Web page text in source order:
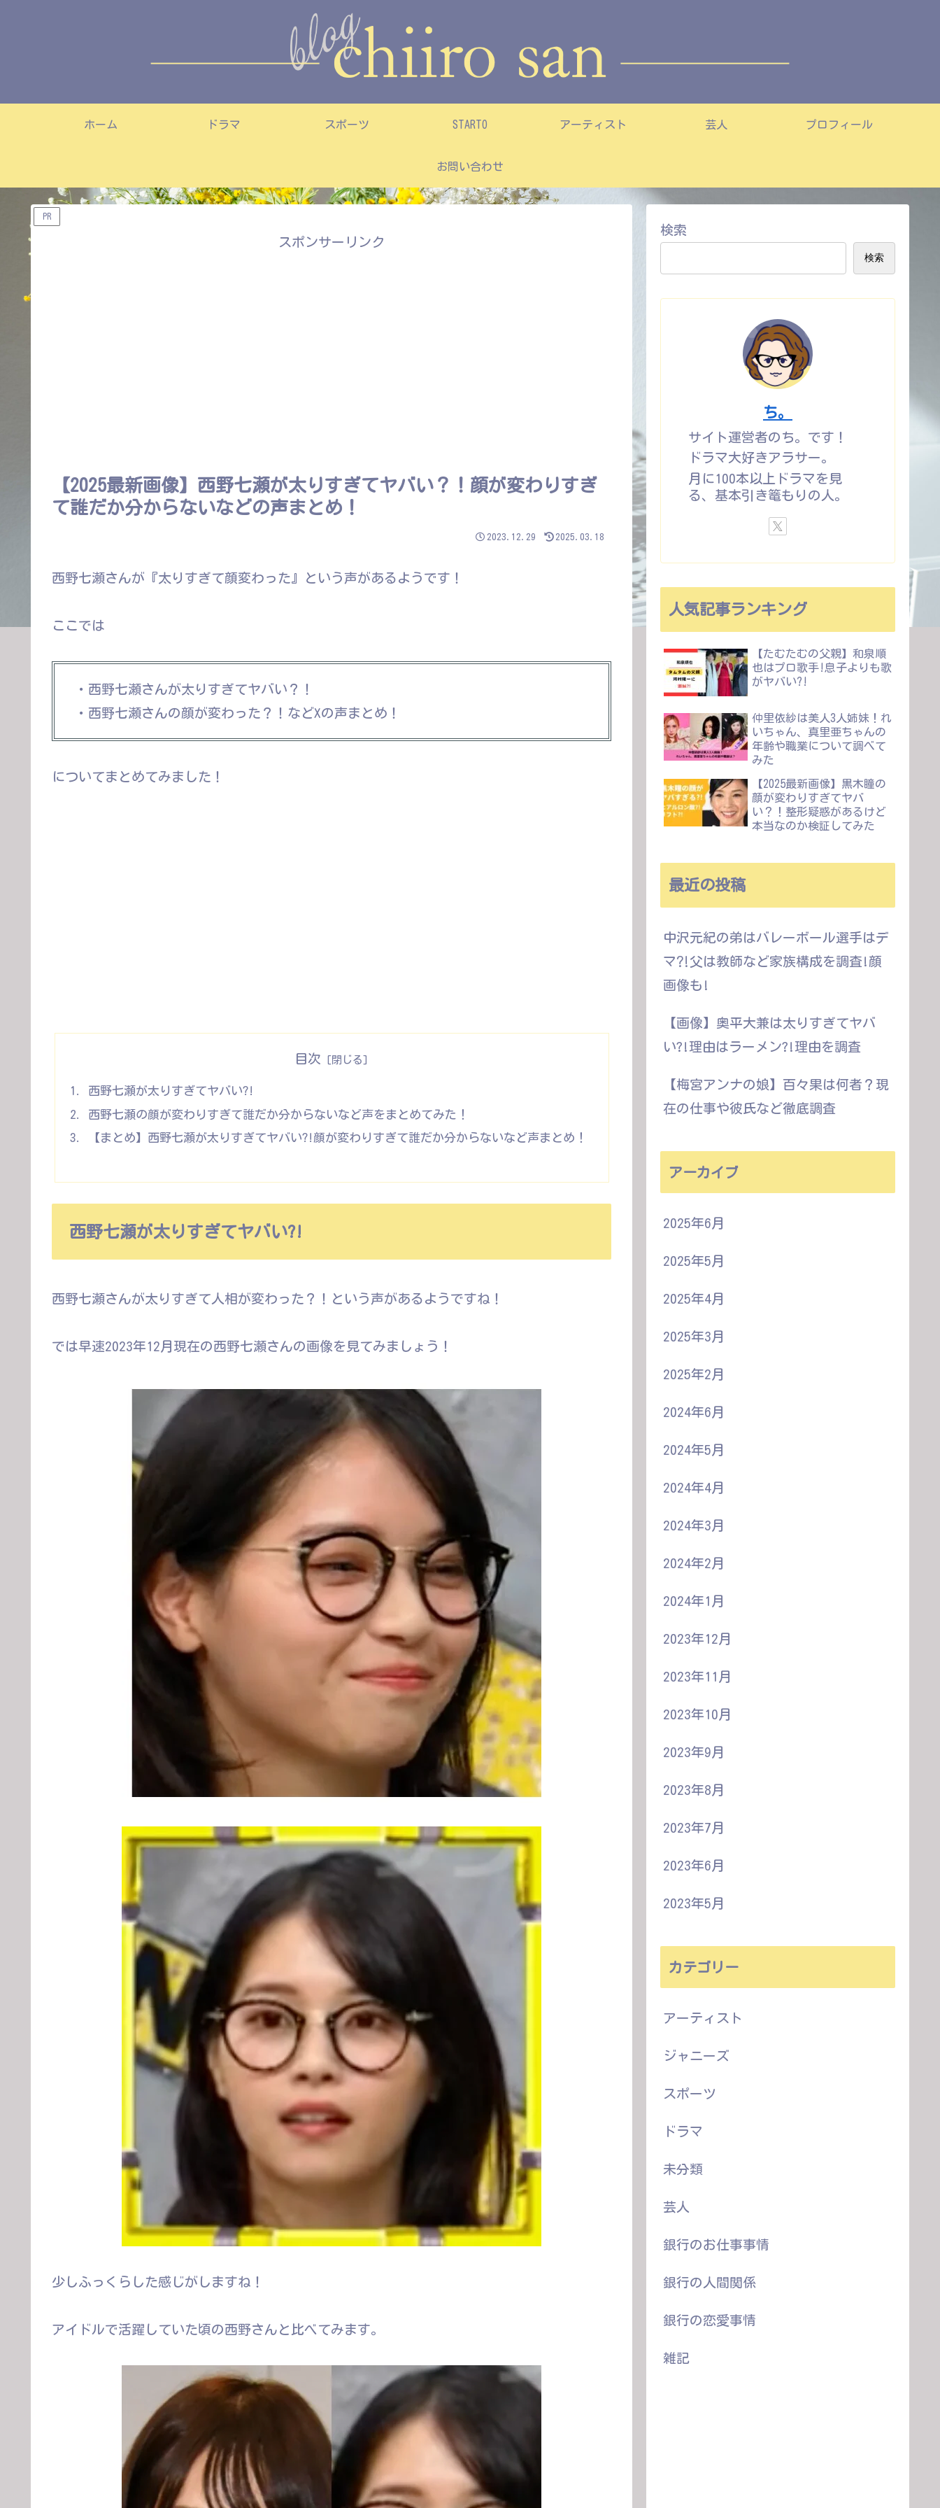
ホーム ドラマ スポーツ STARTO アーティスト 芸人 プロフィール
お問い合わせ
PR
スポンサーリンク
【2025最新画像】西野七瀬が太りすぎてヤバい？！顔が変わりすぎ
て誰だか分からないなどの声まとめ！
2023.12.29 2025.03.18
西野七瀬さんが『太りすぎて顔変わった』という声があるようです！
ここでは
・西野七瀬さんが太りすぎてヤバい？！
・西野七瀬さんの顔が変わった？！などXの声まとめ！
についてまとめてみました！
目次
西野七瀬が太りすぎてヤバい?!
西野七瀬の顔が変わりすぎて誰だか分からないなど声をまとめてみた！
【まとめ】西野七瀬が太りすぎてヤバい?!顔が変わりすぎて誰だか分からないなど声まとめ！
西野七瀬が太りすぎてヤバい?!
西野七瀬さんが太りすぎて人相が変わった？！という声があるようですね！
では早速2023年12月現在の西野七瀬さんの画像を見てみましょう！
少しふっくらした感じがしますね！
アイドルで活躍していた頃の西野さんと比べてみます。
検索
検索
ち。
サイト運営者のち。です！
ドラマ大好きアラサー。
月に100本以上ドラマを見
る、基本引き篭もりの人。
人気記事ランキング
【たむたむの父親】和泉順
也はプロ歌手!息子よりも歌
がヤバい?!
仲里依紗は美人3人姉妹！れ
いちゃん、真里亜ちゃんの
年齢や職業について調べて
みた
【2025最新画像】黒木瞳の
顔が変わりすぎてヤバ
い？！整形疑惑があるけど
本当なのか検証してみた
最近の投稿
中沢元紀の弟はバレーボール選手はデ
マ⁈父は教師など家族構成を調査!顔
画像も!
【画像】奥平大兼は太りすぎてヤバ
い?!理由はラーメン?!理由を調査
【梅宮アンナの娘】百々果は何者？現
在の仕事や彼氏など徹底調査
アーカイブ
2025年6月
2025年5月
2025年4月
2025年3月
2025年2月
2024年6月
2024年5月
2024年4月
2024年3月
2024年2月
2024年1月
2023年12月
2023年11月
2023年10月
2023年9月
2023年8月
2023年7月
2023年6月
2023年5月
カテゴリー
アーティスト
ジャニーズ
スポーツ
ドラマ
未分類
芸人
銀行のお仕事事情
銀行の人間関係
銀行の恋愛事情
雑記